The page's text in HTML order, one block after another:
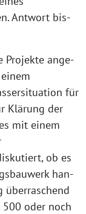
Antwort bis­
Projekte ange­
für
Klärung der
mit einem
ob es
han­
über­ra­schend
oder noch